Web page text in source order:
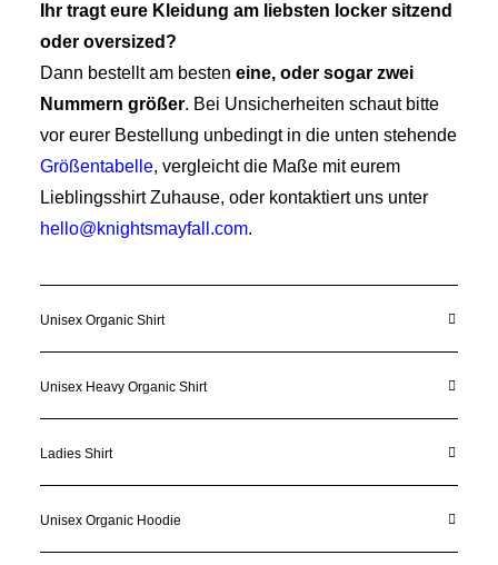
Ihr tragt eure Kleidung am liebsten locker sitzend
oder oversized?
Dann bestellt am besten eine, oder sogar zwei
Nummern größer. Bei Unsicherheiten schaut bitte
vor eurer Bestellung unbedingt in die unten stehende
Größentabelle, vergleicht die Maße mit eurem
Lieblingsshirt Zuhause, oder kontaktiert uns unter
hello@knightsmayfall.com.
Unisex Organic Shirt
Unisex Heavy Organic Shirt
Ladies Shirt
Unisex Organic Hoodie